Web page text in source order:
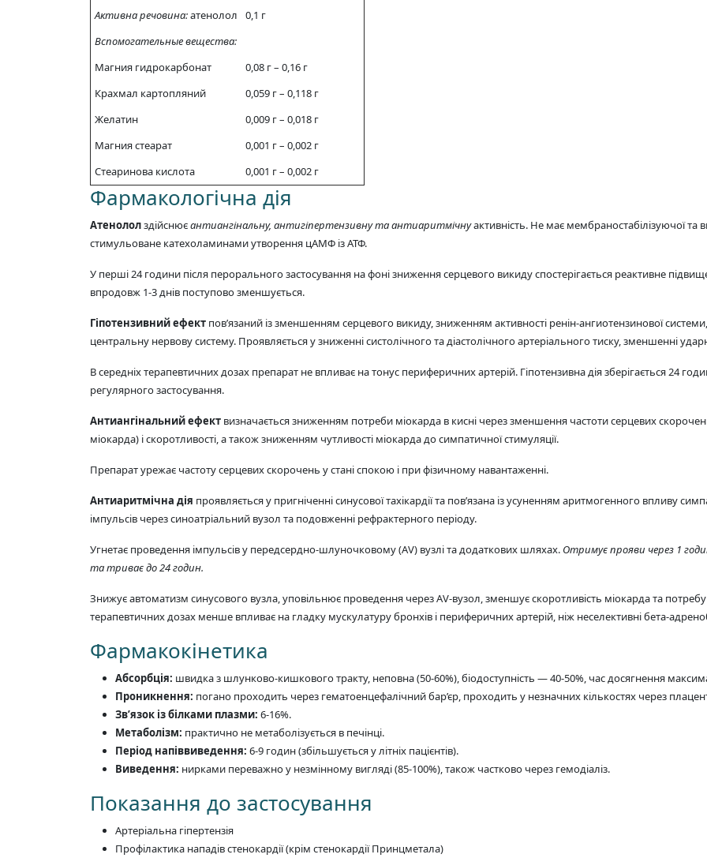
Активна речовина:атенолол
0,1 г
Вспомогательные вещества:
Магния гидрокарбонат
0,08 г – 0,16 г
Крахмал картопляний
0,059 г – 0,118 г
Желатин
0,009 г – 0,018 г
Магния стеарат
0,001 г – 0,002 г
Стеаринова кислота
0,001 г – 0,002 г
Фармакологічна дія
Атенололздійснюєантиангінальну, антигіпертензивну та антиаритмічнуактивність. Не має мембраностабілізуючої та
стимульоване катехоламинами утворення цАМФ із АТФ.
У перші 24 години після перорального застосування на фоні зниження серцевого викиду спостерігається реактивне
впродовж 1-3 днів поступово зменшується.
Гіпотензивний ефект пов’язаний із зменшенням серцевого викиду, зниженням активності ренін-ангиотензинової
центральну нервову систему. Проявляється у зниженні систолічного та діастолічного артеріального тиску, зменшенні
В середніх терапевтичних дозах препарат не впливає на тонус периферичних артерій. Гіпотензивна дія зберігається 24
регулярного застосування.
Антиангінальний ефект визначається зниженням потреби міокарда в кисні через зменшення частоти серцевих
міокарда) і скоротливості, а також зниженням чутливості міокарда до симпатичної стимуляції.
Препарат урежає частоту серцевих скорочень у стані спокою і при фізичному навантаженні.
Антиаритмічна дія проявляється у пригніченні синусової тахікардії та пов’язана із усуненням аритмогенного впливу
імпульсів через синоатріальний вузол та подовженні рефрактерного періоду.
Угнетає проведення імпульсів у передсердно-шлуночковому (АV) вузлі та додаткових шляхах. Отримує прояви через 1
та триває до 24 годин.
Знижує автоматизм синусового вузла, уповільнює проведення через АV-вузол, зменшує скоротливість міокарда та потребу
терапевтичних дозах менше впливає на гладку мускулатуру бронхів і периферичних артерій, ніж неселективні бета-
Фармакокінетика
Абсорбція: швидка з шлунково-кишкового тракту, неповна (50-60%), біодоступність — 40-50%, час досягнення
Проникнення: погано проходить через гематоенцефалічний бар’єр, проходить у незначних кількостях через
Зв’язок із білками плазми: 6-16%.
Метаболізм: практично не метаболізується в печінці.
Період напіввиведення: 6-9 годин (збільшується у літніх пацієнтів).
Виведення: нирками переважно у незмінному вигляді (85-100%), також частково через гемодіаліз.
Показання до застосування
Артеріальна гіпертензія
Профілактика нападів стенокардії (крім стенокардії Принцметала)